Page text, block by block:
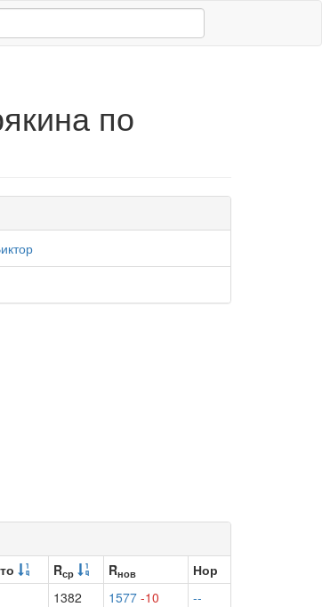
по
Rср Rнов
Нор
1382 1577 -10
--